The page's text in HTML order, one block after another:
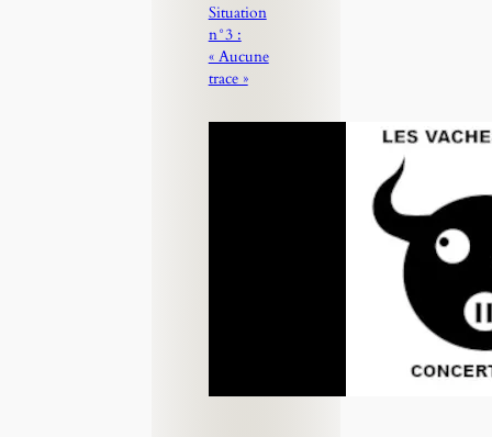
Situation
n°3 :
« Aucune
trace »